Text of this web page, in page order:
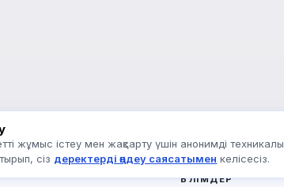
БӨЛІМДЕР
жұмыс істеу мен жақсарту үшін анонимді техникалық
сіз деректерді өңдеу саясатымен келісесіз.